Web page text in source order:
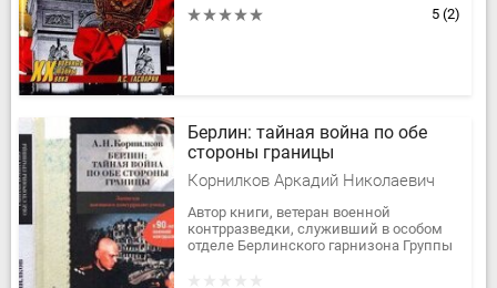
русского зарубежья. Основное...
5 (2)
Берлин: тайная война по обе
стороны границы
Корнилков Аркадий Николаевич
Автор книги, ветеран военной
контрразведки, служивший в особом
отделе Берлинского гарнизона Группы